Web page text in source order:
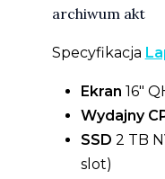
archiwum akt
Specyfikacja
Ekran 16″
Wydajny
SSD 2 TB
slot)